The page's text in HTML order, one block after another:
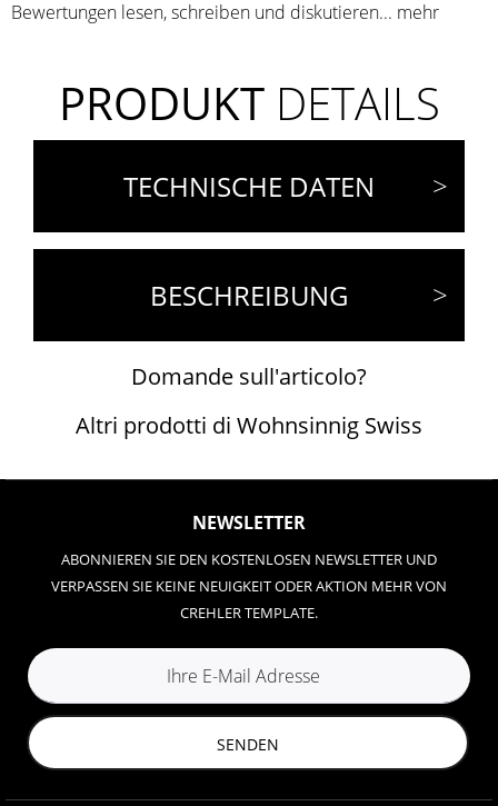
Bewertungen lesen, schreiben und diskutieren... mehr
PRODUKTDETAILS
TECHNISCHE DATEN
BESCHREIBUNG
Domande sull'articolo?
Altri prodotti di Wohnsinnig Swiss
NEWSLETTER
ABONNIEREN SIE DEN KOSTENLOSEN NEWSLETTER UND
VERPASSEN SIE KEINE NEUIGKEIT ODER AKTION MEHR VON
CREHLER TEMPLATE.
SENDEN